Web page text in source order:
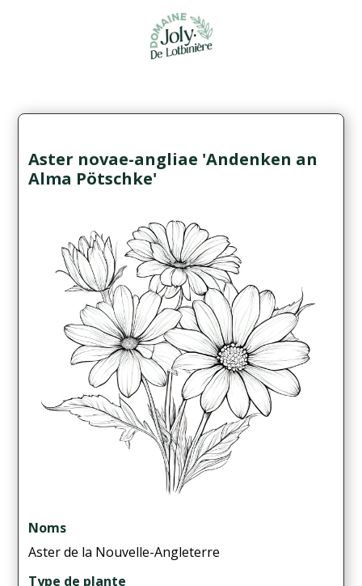
Aster novae-angliae 'Andenken an
Alma Pötschke'
Noms
Aster de la Nouvelle-Angleterre
Type de plante